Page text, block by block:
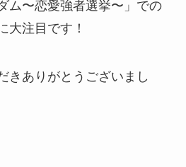
ム〜恋愛強者選挙〜」での
大注目です！
きありがとうございまし